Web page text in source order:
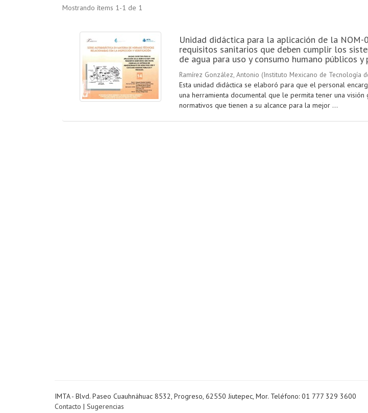
Mostrando ítems 1-1 de 1
Unidad didáctica para la aplicación de la NOM-
requisitos sanitarios que deben cumplir los
de agua para uso y consumo humano públicos y
Ramírez González, Antonio (Instituto Mexicano de Tecnología
Esta unidad didáctica se elaboró para que el personal
una herramienta documental que le permita tener una
normativos que tienen a su alcance para la mejor ...
IMTA - Blvd. Paseo Cuauhnáhuac 8532, Progreso, 62550 Jiutepec, Mor. Teléfono: 01 777 329 3600
Contacto | Sugerencias